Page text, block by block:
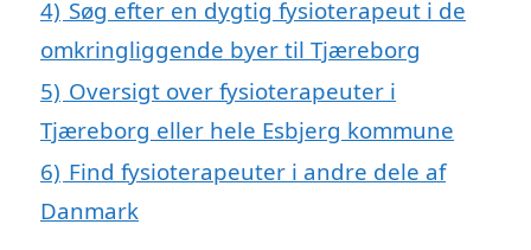
4) Søg efter en dygtig fysioterapeut i de
omkringliggende byer til Tjæreborg
5) Oversigt over fysioterapeuter i
Tjæreborg eller hele Esbjerg kommune
6) Find fysioterapeuter i andre dele af
Danmark